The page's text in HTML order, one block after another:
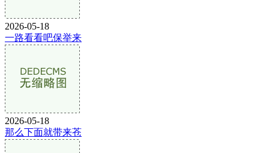
2026-05-18
一路看看吧保举来
2026-05-18
那么下面就带来苍